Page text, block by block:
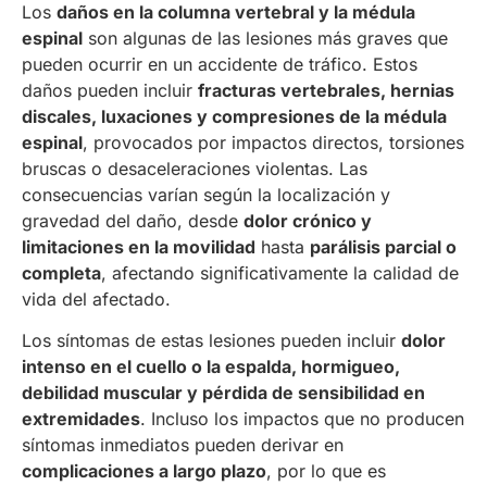
Los daños en la columna vertebral y la médula
espinal son algunas de las lesiones más graves que
pueden ocurrir en un accidente de tráfico. Estos
daños pueden incluir fracturas vertebrales, hernias
discales, luxaciones y compresiones de la médula
espinal, provocados por impactos directos, torsiones
bruscas o desaceleraciones violentas. Las
consecuencias varían según la localización y
gravedad del daño, desde dolor crónico y
limitaciones en la movilidad hasta parálisis parcial o
completa, afectando significativamente la calidad de
vida del afectado.
Los síntomas de estas lesiones pueden incluir dolor
intenso en el cuello o la espalda, hormigueo,
debilidad muscular y pérdida de sensibilidad en
extremidades. Incluso los impactos que no producen
síntomas inmediatos pueden derivar en
complicaciones a largo plazo, por lo que es